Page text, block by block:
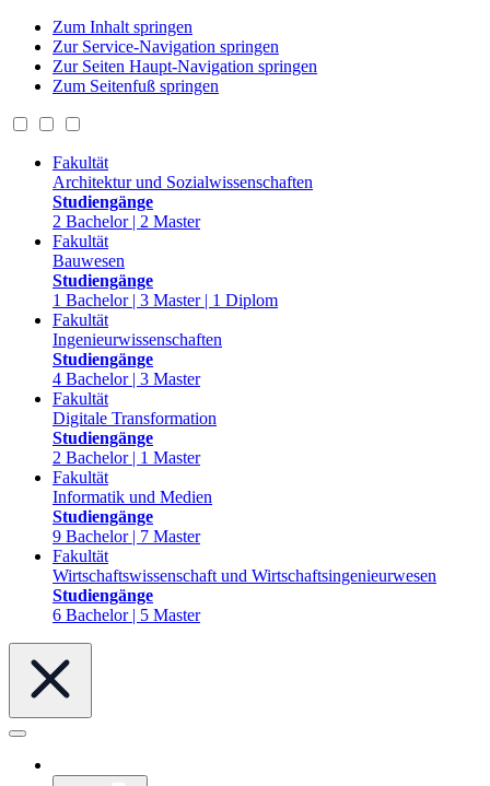
Zum Inhalt springen
Zur Service-Navigation springen
Zur Seiten Haupt-Navigation springen
Zum Seitenfuß springen
Fakultät
Architektur und Sozialwissenschaften
Studiengänge
2 Bachelor | 2 Master
Fakultät
Bauwesen
Studiengänge
1 Bachelor | 3 Master | 1 Diplom
Fakultät
Ingenieurwissenschaften
Studiengänge
4 Bachelor | 3 Master
Fakultät
Digitale Transformation
Studiengänge
2 Bachelor | 1 Master
Fakultät
Informatik und Medien
Studiengänge
9 Bachelor | 7 Master
Fakultät
Wirtschaftswissenschaft und Wirtschaftsingenieurwesen
Studiengänge
6 Bachelor | 5 Master